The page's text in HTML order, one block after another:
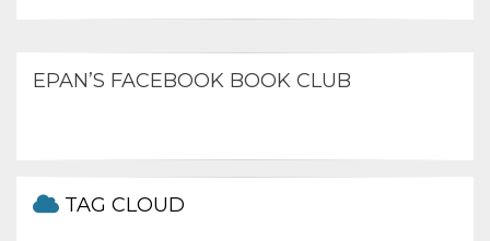
EPAN’S FACEBOOK BOOK CLUB
TAG CLOUD